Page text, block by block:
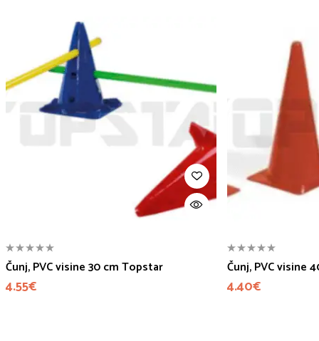
Čunj, PVC visine 30 cm Topstar
4.55€
Čunj, PVC visine
4.40€